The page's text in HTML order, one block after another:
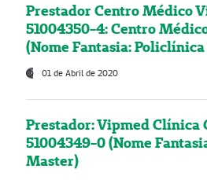
Prestador Centro Médico
51004350-4: Centro
(Nome Fantasia:
01 de Abril de 2020
Prestador: Vipmed Clínica
51004349-0 (Nome
Master)